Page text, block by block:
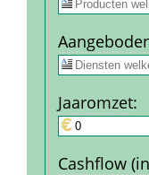
Jaar­omzet:
Cashflow